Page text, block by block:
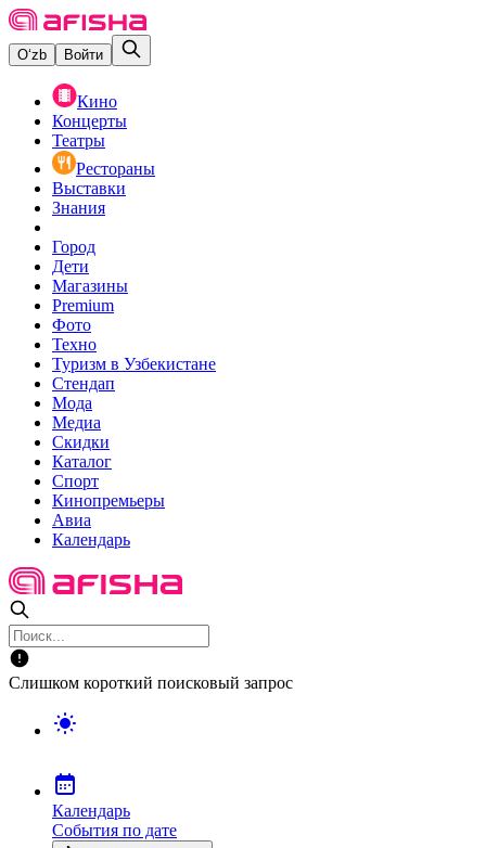
O‘zb Войти
Кино
Концерты
Театры
Рестораны
Выставки
Знания
Город
Дети
Магазины
Premium
Фото
Техно
Туризм в Узбекистане
Стендап
Мода
Медиа
Скидки
Каталог
Спорт
Кинопремьеры
Авиа
Календарь
Слишком короткий поисковый запрос
Календарь
События по дате